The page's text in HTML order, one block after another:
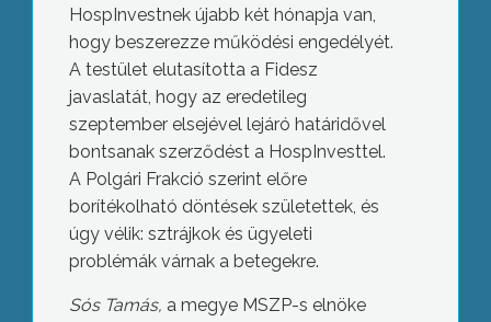
HospInvestnek újabb két hónapja van,
hogy beszerezze működési engedélyét.
A testület elutasította a Fidesz
javaslatát, hogy az eredetileg
szeptember elsejével lejáró határidővel
bontsanak szerződést a HospInvesttel.
A Polgári Frakció szerint előre
borítékolható döntések születettek, és
úgy vélik: sztrájkok és ügyeleti
problémák várnak a betegekre.
Sós Tamás, a megye MSZP-s elnöke